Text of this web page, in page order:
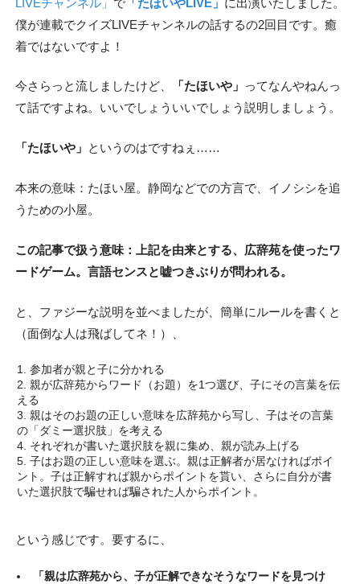
僕が連載でクイズLIVEチャンネルの話するの2回目です。癒
着ではないですよ！
今さらっと流しましたけど、 「たほいや」 ってなんやねんっ
て話ですよね。いいでしょういいでしょう説明しましょう。
「たほいや」 というのはですねぇ……
本来の意味：たほい屋。静岡などでの方言で、イノシシを追
うための小屋。
この記事で扱う意味：上記を由来とする、広辞苑を使ったワ
ードゲーム。言語センスと嘘つきぶりが問われる。
と、ファジーな説明を並べましたが、簡単にルールを書くと
（面倒な人は飛ばしてネ！）、
参加者が親と子に分かれる
親が広辞苑からワード（お題）を1つ選び、子にその言葉を伝
える
親はそのお題の正しい意味を広辞苑から写し、子はその言葉
の「ダミー選択肢」を考える
それぞれが書いた選択肢を親に集め、親が読み上げる
子はお題の正しい意味を選ぶ。親は正解者が居なければポイ
ント。子は正解すれば親からポイントを貰い、さらに自分が書
いた選択肢で騙せれば騙された人からポイント。
という感じです。要するに、
「親は広辞苑から、子が正解できなそうなワードを見つけ